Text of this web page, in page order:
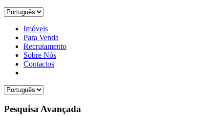
Imóveis
Para Venda
Recrutamento
Sobre Nós
Contactos
Pesquisa Avançada